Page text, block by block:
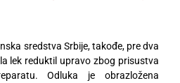
sredstva Srbije, takođe, pre dva
lek reduktil upravo zbog prisustva
Odluka je obrazložena